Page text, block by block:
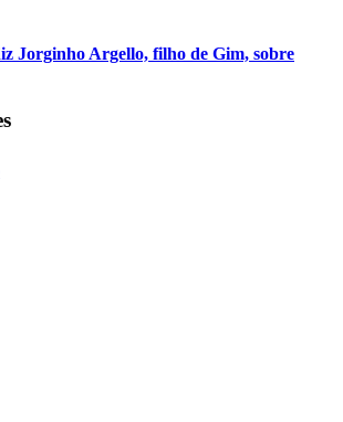
Jorginho Argello, filho de Gim, sobre